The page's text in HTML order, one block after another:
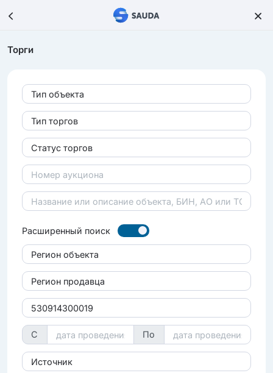
Торги
Тип объекта
Тип торгов
Статус торгов
Расширенный поиск
Регион объекта
Регион продавца
С По
Источник